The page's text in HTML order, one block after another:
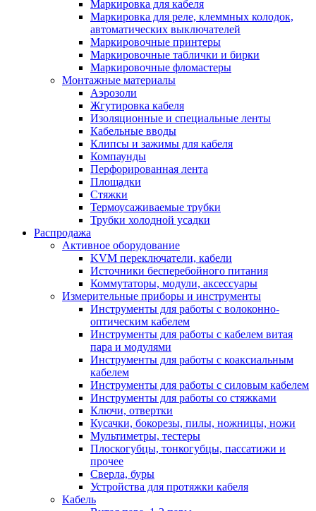
Маркировка для кабеля
Маркировка для реле, клеммных колодок,
автоматических выключателей
Маркировочные принтеры
Маркировочные таблички и бирки
Маркировочные фломастеры
Монтажные материалы
Аэрозоли
Жгутировка кабеля
Изоляционные и специальные ленты
Кабельные вводы
Клипсы и зажимы для кабеля
Компаунды
Перфорированная лента
Площадки
Стяжки
Термоусаживаемые трубки
Трубки холодной усадки
Распродажа
Активное оборудование
KVM переключатели, кабели
Источники бесперебойного питания
Коммутаторы, модули, аксессуары
Измерительные приборы и инструменты
Инструменты для работы с волоконно-
оптическим кабелем
Инструменты для работы с кабелем витая
пара и модулями
Инструменты для работы с коаксиальным
кабелем
Инструменты для работы с силовым кабелем
Инструменты для работы со стяжками
Ключи, отвертки
Кусачки, бокорезы, пилы, ножницы, ножи
Мультиметры, тестеры
Плоскогубцы, тонкогубцы, пассатижи и
прочее
Сверла, буры
Устройства для протяжки кабеля
Кабель